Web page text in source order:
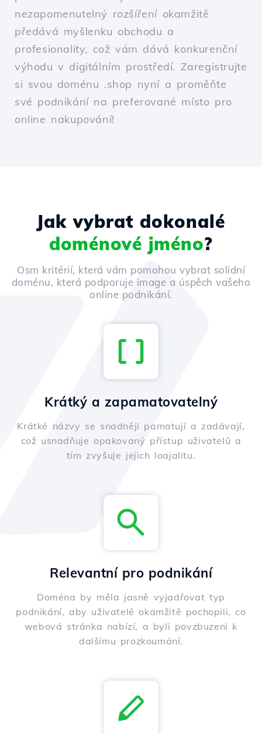
nezapomenutelný rozšíření okamžitě
předává myšlenku obchodu a
profesionality, což vám dává konkurenční
výhodu v digitálním prostředí. Zaregistrujte
si svou doménu .shop nyní a proměňte
své podnikání na preferované místo pro
online nakupování!
Jak vybrat dokonalé
doménové jméno?
Osm kritérií, která vám pomohou vybrat solidní
doménu, která podporuje image a úspěch vašeho
online podnikání.
Krátký a zapamatovatelný
Krátké názvy se snadněji pamatují a zadávají,
což usnadňuje opakovaný přístup uživatelů a
tím zvyšuje jejich loajalitu.
Relevantní pro podnikání
Doména by měla jasně vyjadřovat typ
podnikání, aby uživatelé okamžitě pochopili, co
webová stránka nabízí, a byli povzbuzeni k
dalšímu prozkoumání.